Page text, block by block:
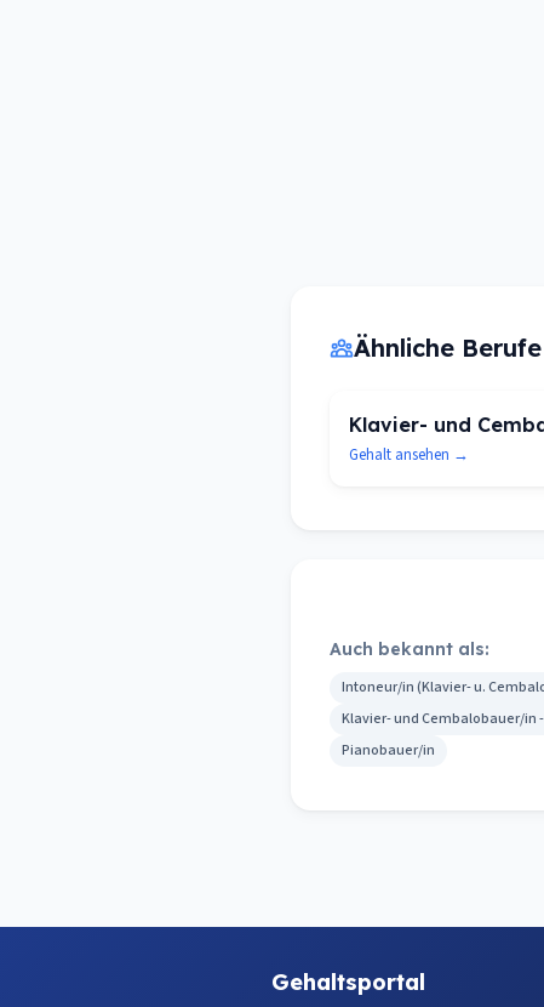
Ähnliche
Klavier- und
Gehalt ansehen →
Auch bekannt als:
Intoneur/in (Klavier- u.
Klavier- und Cembalobauer/in
Pianobauer/in
Gehaltsportal